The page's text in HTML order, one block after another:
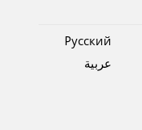
Pусский
عربية